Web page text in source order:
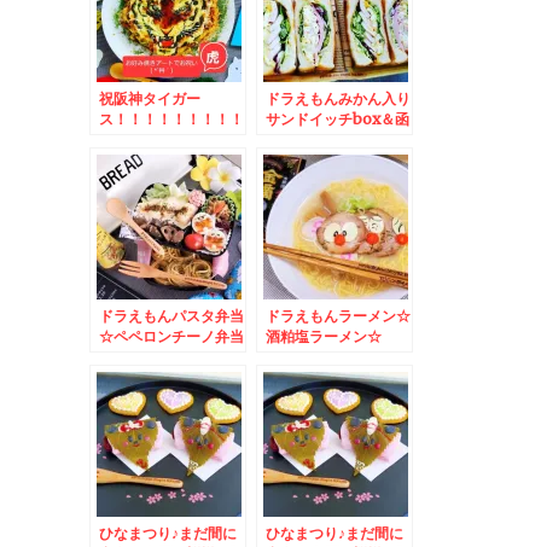
祝阪神タイガー
ス！！！！！！！！！
ートでお祝い♪
ドラえもんみかん入り
サンドイッチbox＆函
市 「鈴木牛乳」さん
の牛乳に限るってくら
い美味しい上に蓋につ
いたクリーム舐めちゃ
うもんね(*´艸`*)
ドラえもんパスタ弁当
☆ペペロンチーノ弁当
ドラえもんラーメン☆
酒粕塩ラーメン☆
ひなまつり♪まだ間に
ひなまつり♪まだ間に